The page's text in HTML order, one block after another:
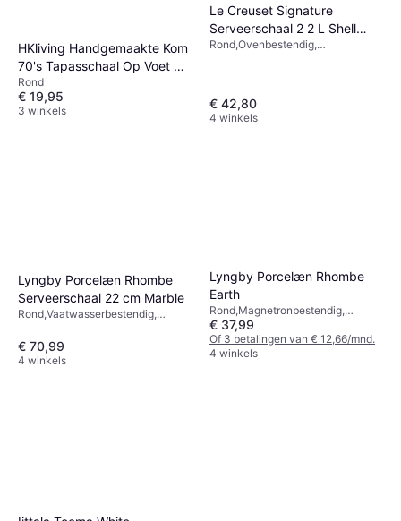
HKliving Handgemaakte Kom
70's Tapasschaal Op Voet S
O11x9.5 cm
Rond
€ 19,95
3 winkels
Le Creuset Signature
Serveerschaal 2 2 L Shell
Pink
Rond,Ovenbestendig,
€ 42,80
4 winkels
Lyngby Porcelæn Rhombe
Serveerschaal 22 cm Marble
Rond,Vaatwasserbestendig,
€ 70,99
4 winkels
Lyngby Porcelæn Rhombe
Earth
Rond,Magnetronbestendig,
Vaatwasserbestendig, Porselein,
Bruin
€ 37,99
Of 3 betalingen van € 12,66/mnd.
4 winkels